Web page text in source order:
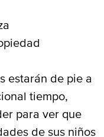
estarán de pie a
tiempo,
para ver que
de sus niños